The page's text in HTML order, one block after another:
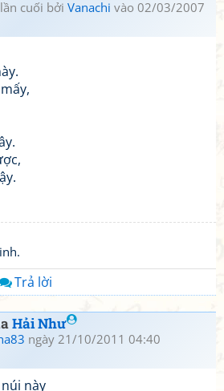
cuối bởi Vanachi vào 02/03/2007
Trả lời
Hải Như
ngày 21/10/2011 04:40
này